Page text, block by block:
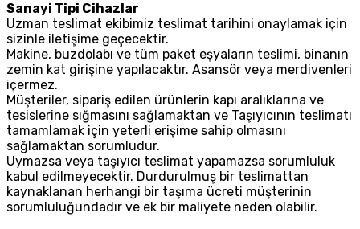
Sanayi Tipi Cihazlar
Uzman teslimat ekibimiz teslimat tarihini onaylamak için
sizinle iletişime geçecektir.
Makine, buzdolabı ve tüm paket eşyaların teslimi, binanın
zemin kat girişine yapılacaktır. Asansör veya merdivenleri
içermez.
Müşteriler, sipariş edilen ürünlerin kapı aralıklarına ve
tesislerine sığmasını sağlamaktan ve Taşıyıcının teslimatı
tamamlamak için yeterli erişime sahip olmasını
sağlamaktan sorumludur.
Uymazsa veya taşıyıcı teslimat yapamazsa sorumluluk
kabul edilmeyecektir. Durdurulmuş bir teslimattan
kaynaklanan herhangi bir taşıma ücreti müşterinin
sorumluluğundadır ve ek bir maliyete neden olabilir.